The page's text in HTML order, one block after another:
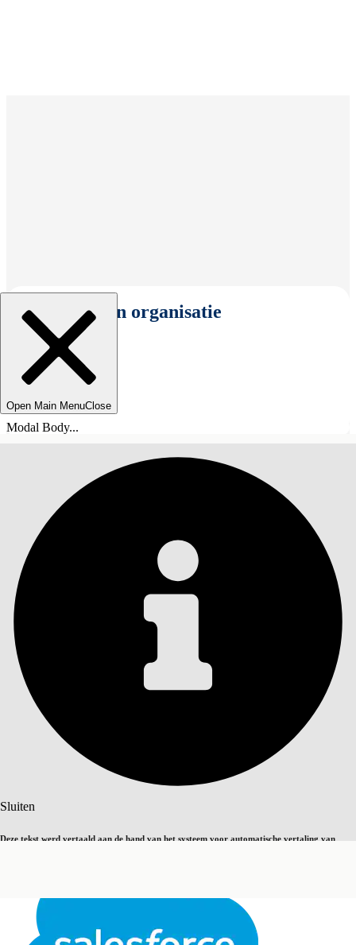
Selecteer een organisatie
Open Main MenuClose
Modal Body...
Sluiten
Deze tekst werd vertaald aan de hand van het systeem voor automatische vertaling van
INHOUDSOPGAVE
Zoeken